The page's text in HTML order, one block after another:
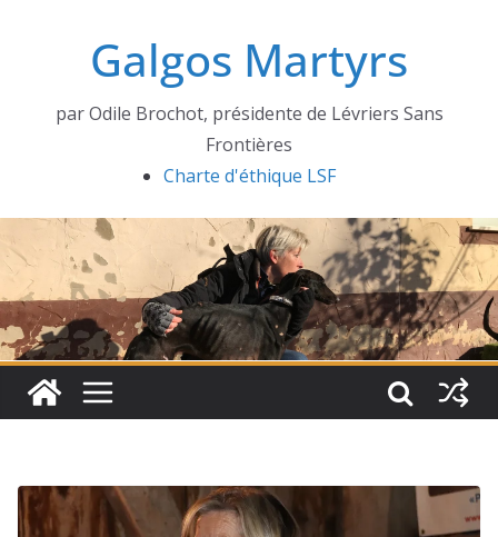
Galgos Martyrs
par Odile Brochot, présidente de Lévriers Sans
Frontières
Charte d'éthique LSF